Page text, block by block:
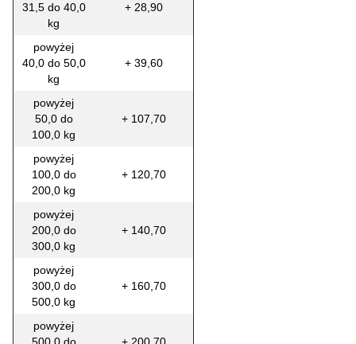
31,5 do 40,0
kg
+ 28,90
powyżej
40,0 do 50,0
kg
+ 39,60
powyżej
50,0 do
100,0 kg
+ 107,70
powyżej
100,0 do
200,0 kg
+ 120,70
powyżej
200,0 do
300,0 kg
+ 140,70
powyżej
300,0 do
500,0 kg
+ 160,70
powyżej